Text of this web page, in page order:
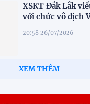
XSKT Đắk Lắk
với chức vô địch
20:58 26/07/2026
XEM THÊM